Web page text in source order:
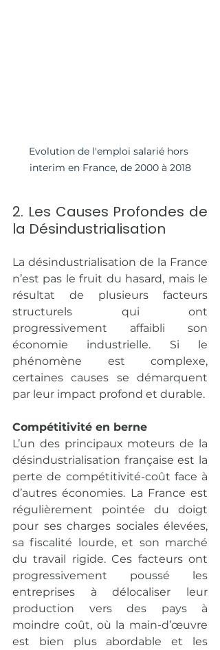
Evolution de l'emploi salarié hors
interim en France, de 2000 à 2018
2. Les Causes Profondes de
la Désindustrialisation
La désindustrialisation de la France
n’est pas le fruit du hasard, mais le
résultat de plusieurs facteurs
structurels qui ont
progressivement affaibli son
économie industrielle. Si le
phénomène est complexe,
certaines causes se démarquent
par leur impact profond et durable.
Compétitivité en berne
L’un des principaux moteurs de la
désindustrialisation française est la
perte de compétitivité-coût face à
d’autres économies. La France est
régulièrement pointée du doigt
pour ses charges sociales élevées,
sa fiscalité lourde, et son marché
du travail rigide. Ces facteurs ont
progressivement poussé les
entreprises à délocaliser leur
production vers des pays à
moindre coût, où la main-d’œuvre
est bien plus abordable et les